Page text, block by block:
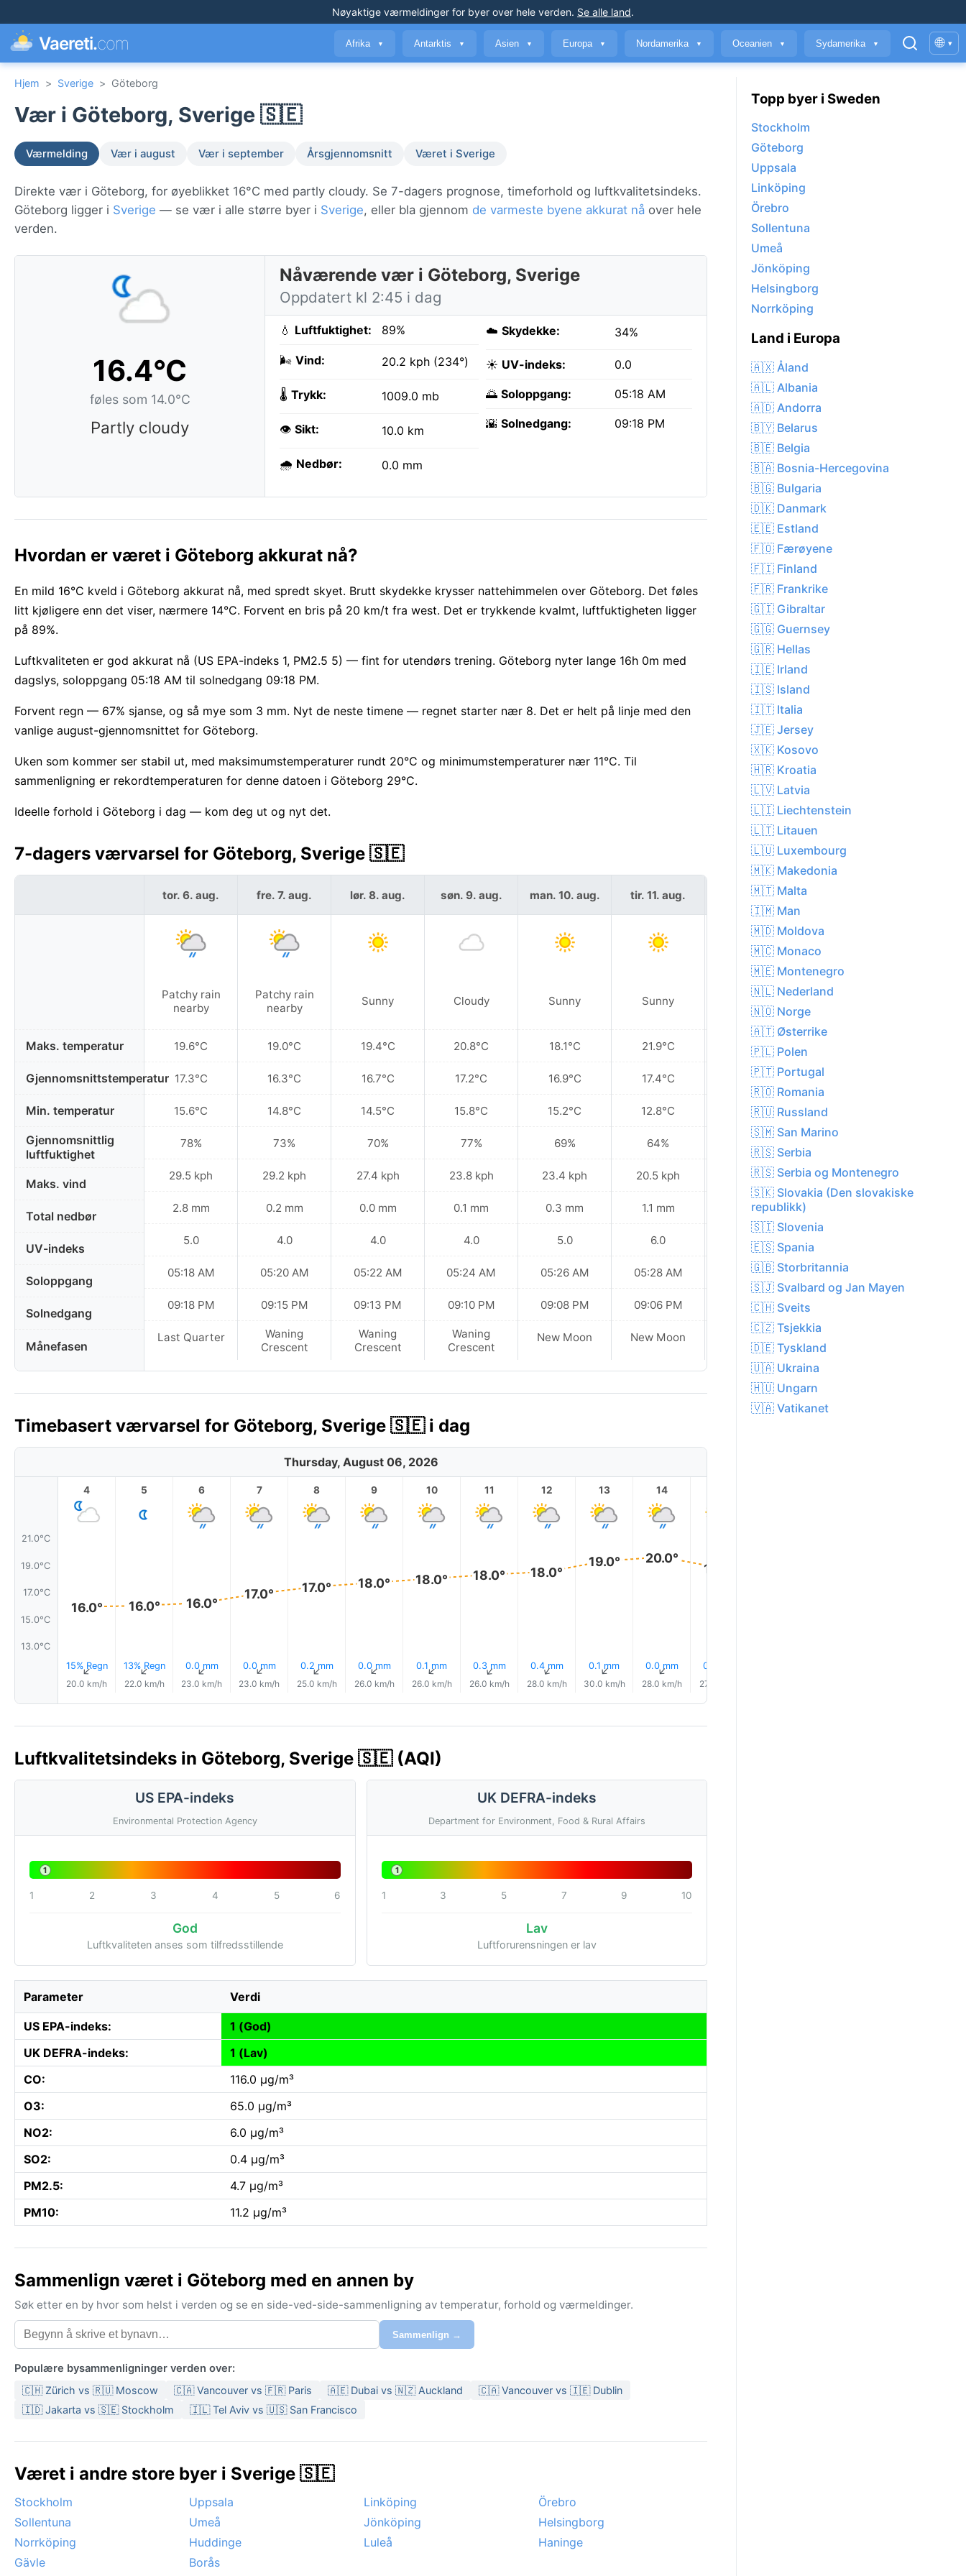
Nøyaktige værmeldinger for byer over hele verden. Se alle land.
Vaereti.com Afrika ▼ Antarktis ▼ Asien ▼ Europa ▼ Nordamerika ▼ Oceanien ▼ Sydamerika ▼ 🌐 ▾
Hjem > Sverige > Göteborg
Vær i Göteborg, Sverige 🇸🇪
Værmelding Vær i august Vær i september Årsgjennomsnitt Været i Sverige
Direkte vær i Göteborg, for øyeblikket 16°C med partly cloudy. Se 7-dagers prognose, timeforhold og luftkvalitetsindeks.
Göteborg ligger i Sverige — se vær i alle større byer i Sverige, eller bla gjennom de varmeste byene akkurat nå over hele
verden.
16.4°C
føles som 14.0°C
Partly cloudy
Nåværende vær i Göteborg, Sverige
Oppdatert kl 2:45 i dag
💧 Luftfuktighet: 89%
🌬️ Vind: 20.2 kph (234°)
🌡️ Trykk: 1009.0 mb
👁️ Sikt: 10.0 km
🌧️ Nedbør: 0.0 mm
☁️ Skydekke: 34%
☀️ UV-indeks: 0.0
🌅 Soloppgang: 05:18 AM
🌇 Solnedgang: 09:18 PM
Hvordan er været i Göteborg akkurat nå?
En mild 16°C kveld i Göteborg akkurat nå, med spredt skyet. Brutt skydekke krysser nattehimmelen over Göteborg. Det føles
litt kjøligere enn det viser, nærmere 14°C. Forvent en bris på 20 km/t fra west. Det er trykkende kvalmt, luftfuktigheten ligger
på 89%.
Luftkvaliteten er god akkurat nå (US EPA-indeks 1, PM2.5 5) — fint for utendørs trening. Göteborg nyter lange 16h 0m med
dagslys, soloppgang 05:18 AM til solnedgang 09:18 PM.
Forvent regn — 67% sjanse, og så mye som 3 mm. Nyt de neste timene — regnet starter nær 8. Det er helt på linje med den
vanlige august-gjennomsnittet for Göteborg.
Uken som kommer ser stabil ut, med maksimumstemperaturer rundt 20°C og minimumstemperaturer nær 11°C. Til
sammenligning er rekordtemperaturen for denne datoen i Göteborg 29°C.
Ideelle forhold i Göteborg i dag — kom deg ut og nyt det.
7-dagers værvarsel for Göteborg, Sverige 🇸🇪
Maks. temperatur
Gjennomsnittstemperatur
Min. temperatur
Gjennomsnittlig
luftfuktighet
Maks. vind
Total nedbør
UV-indeks
Soloppgang
Solnedgang
Månefasen
tor. 6. aug.
Patchy rain
nearby
19.6°C
17.3°C
15.6°C
78%
29.5 kph
2.8 mm
5.0
05:18 AM
09:18 PM
Last Quarter
fre. 7. aug.
Patchy rain
nearby
19.0°C
16.3°C
14.8°C
73%
29.2 kph
0.2 mm
4.0
05:20 AM
09:15 PM
Waning
Crescent
lør. 8. aug.
Sunny
19.4°C
16.7°C
14.5°C
70%
27.4 kph
0.0 mm
4.0
05:22 AM
09:13 PM
Waning
Crescent
søn. 9. aug.
Cloudy
20.8°C
17.2°C
15.8°C
77%
23.8 kph
0.1 mm
4.0
05:24 AM
09:10 PM
Waning
Crescent
man. 10. aug.
Sunny
18.1°C
16.9°C
15.2°C
69%
23.4 kph
0.3 mm
5.0
05:26 AM
09:08 PM
New Moon
tir. 11. aug.
Sunny
21.9°C
17.4°C
12.8°C
64%
20.5 kph
1.1 mm
6.0
05:28 AM
09:06 PM
New Moon
ons. 12. aug.
Sunny
20.7°C
16.4°C
11.3°C
16.2 kph
0.0 mm
6.0
05:30 AM
09:03 PM
New Moon
Timebasert værvarsel for Göteborg, Sverige 🇸🇪 i dag
Thursday, August 06, 2026
21.0°C
19.0°C
17.0°C
15.0°C
13.0°C
4
16.0°
15% Regn
↑
20.0 km/h
5
16.0°
13% Regn
↑
22.0 km/h
6
16.0°
0.0 mm
↑
23.0 km/h
7
17.0°
0.0 mm
↑
23.0 km/h
8
17.0°
0.2 mm
↑
25.0 km/h
9
18.0°
0.0 mm
↑
26.0 km/h
10
18.0°
0.1 mm
↑
26.0 km/h
11
18.0°
0.3 mm
↑
26.0 km/h
12
18.0°
0.4 mm
↑
28.0 km/h
13
19.0°
0.1 mm
↑
30.0 km/h
14
20.0°
0.0 mm
↑
28.0 km/h
19.0°
0.2 mm
27.0 km/h
Luftkvalitetsindeks in Göteborg, Sverige 🇸🇪 (AQI)
US EPA-indeks
Environmental Protection Agency
1
1 2 3 4 5 6
God
Luftkvaliteten anses som tilfredsstillende
UK DEFRA-indeks
Department for Environment, Food & Rural Affairs
1
1 3 5 7 9 10
Lav
Luftforurensningen er lav
Parameter Verdi
US EPA-indeks:
1 (God)
UK DEFRA-indeks:
1 (Lav)
CO:
116.0 µg/m³
O3:
65.0 µg/m³
NO2:
6.0 µg/m³
SO2:
0.4 µg/m³
PM2.5:
4.7 µg/m³
PM10:
11.2 µg/m³
Sammenlign været i Göteborg med en annen by
Søk etter en by hvor som helst i verden og se en side-ved-side-sammenligning av temperatur, forhold og værmeldinger.
Sammenlign →
Populære bysammenligninger verden over:
🇨🇭 Zürich vs 🇷🇺 Moscow 🇨🇦 Vancouver vs 🇫🇷 Paris 🇦🇪 Dubai vs 🇳🇿 Auckland
🇨🇦 Vancouver vs 🇮🇪 Dublin
🇮🇩 Jakarta vs 🇸🇪 Stockholm
🇮🇱 Tel Aviv vs 🇺🇸 San Francisco
Været i andre store byer i Sverige 🇸🇪
Stockholm Uppsala Linköping
Örebro
Sollentuna
Umeå Jönköping
Helsingborg
Norrköping
Huddinge Luleå
Haninge
Gävle
Borås
Topp byer i Sweden
Stockholm
Göteborg
Uppsala
Linköping
Örebro
Sollentuna
Umeå
Jönköping
Helsingborg
Norrköping
Land i Europa
🇦🇽 Åland
🇦🇱 Albania
🇦🇩 Andorra
🇧🇾 Belarus
🇧🇪 Belgia
🇧🇦 Bosnia-Hercegovina
🇧🇬 Bulgaria
🇩🇰 Danmark
🇪🇪 Estland
🇫🇴 Færøyene
🇫🇮 Finland
🇫🇷 Frankrike
🇬🇮 Gibraltar
🇬🇬 Guernsey
🇬🇷 Hellas
🇮🇪 Irland
🇮🇸 Island
🇮🇹 Italia
🇯🇪 Jersey
🇽🇰 Kosovo
🇭🇷 Kroatia
🇱🇻 Latvia
🇱🇮 Liechtenstein
🇱🇹 Litauen
🇱🇺 Luxembourg
🇲🇰 Makedonia
🇲🇹 Malta
🇮🇲 Man
🇲🇩 Moldova
🇲🇨 Monaco
🇲🇪 Montenegro
🇳🇱 Nederland
🇳🇴 Norge
🇦🇹 Østerrike
🇵🇱 Polen
🇵🇹 Portugal
🇷🇴 Romania
🇷🇺 Russland
🇸🇲 San Marino
🇷🇸 Serbia
🇷🇸 Serbia og Montenegro
🇸🇰 Slovakia (Den slovakiske
republikk)
🇸🇮 Slovenia
🇪🇸 Spania
🇬🇧 Storbritannia
🇸🇯 Svalbard og Jan Mayen
🇨🇭 Sveits
🇨🇿 Tsjekkia
🇩🇪 Tyskland
🇺🇦 Ukraina
🇭🇺 Ungarn
🇻🇦 Vatikanet